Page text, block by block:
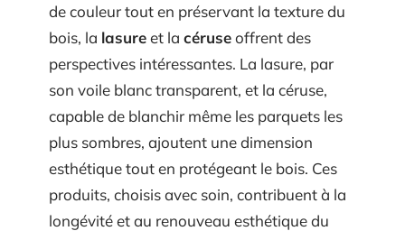
de couleur tout en préservant la texture du
bois, la lasureet la céruseoffrent des
perspectives intéressantes. La lasure, par
son voile blanc transparent, et la céruse,
capable de blanchir même les parquets les
plus sombres, ajoutent une dimension
esthétique tout en protégeant le bois. Ces
produits, choisis avec soin, contribuent à la
longévité et au renouveau esthétique du